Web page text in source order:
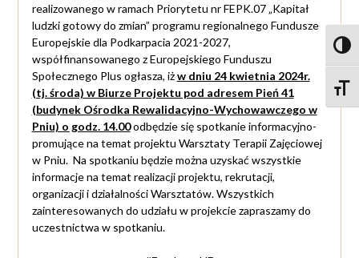
realizowanego w ramach Priorytetu nr FEPK.07 „Kapitał
ludzki gotowy do zmian” programu regionalnego Fundusze
Europejskie dla Podkarpacia 2021-2027,
współfinansowanego z Europejskiego Funduszu
Społecznego Plus ogłasza, iżw dniu 24 kwietnia 2024r.
(tj. środa) w Biurze Projektu pod adresem Pień 41
(budynek Ośrodka Rewalidacyjno-Wychowawczego w
Pniu) o godz. 14.00odbędzie się spotkanie informacyjno-
promujące na temat projektu Warsztaty Terapii Zajęciowej
w Pniu. Na spotkaniu będzie można uzyskać wszystkie
informacje na temat realizacji projektu, rekrutacji,
organizacji i działalności Warsztatów. Wszystkich
zainteresowanych do udziału w projekcie zapraszamy do
uczestnictwa w spotkaniu.